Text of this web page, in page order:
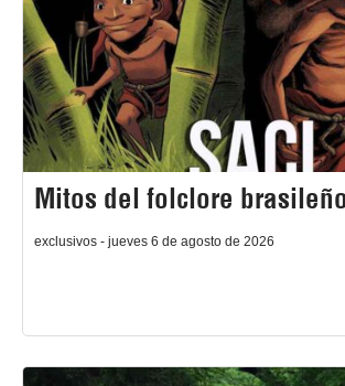
Mitos del folclore
exclusivos - jueves 6 de agosto de 2026